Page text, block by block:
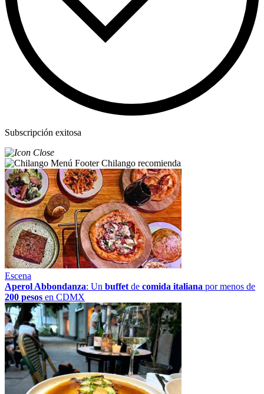
Subscripción exitosa
Chilango recomienda
Escena
Aperol Abbondanza: Un buffetde comida italiana por menos de
200 pesos en CDMX